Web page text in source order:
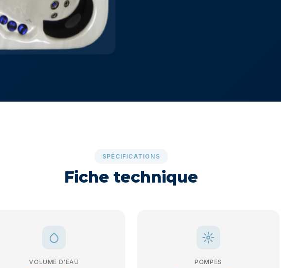
SPÉCIFICATIONS
Fiche technique
VOLUME D'EAU POMPES